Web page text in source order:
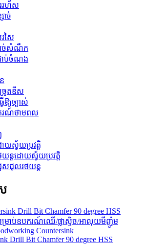
ររហ័ស
ាច់
សៃ
ាច់សំណឹក
ាប់ចំណង
រូតឌីស
ឱ្យច្បាស់
រណ៍ថាមពល
យស្វ័យប្រវត្តិ
យន្តដោយស្វ័យប្រវត្តិ
ជុលរថយន្ត
Drill Bit Chamfer 90 degree HSS